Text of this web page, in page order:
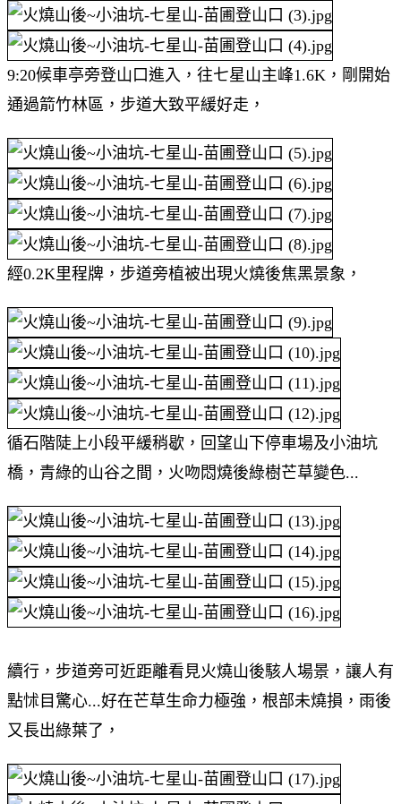
9:20候車亭旁登山口進入，往七星山主峰1.6K，剛開始
通過箭竹林區，步道大致平緩好走，
經0.2K里程牌，步道旁植被出現火燒後焦黑景象，
循石階陡上小段平緩稍歇，回望山下停車場及小油坑
橋，青綠的山谷之間，火吻悶燒後綠樹芒草變色...
續行，步道旁可近距離看見火燒山後駭人場景，讓人有
點怵目驚心...好在芒草生命力極強，根部未燒損，雨後
又長出綠葉了，